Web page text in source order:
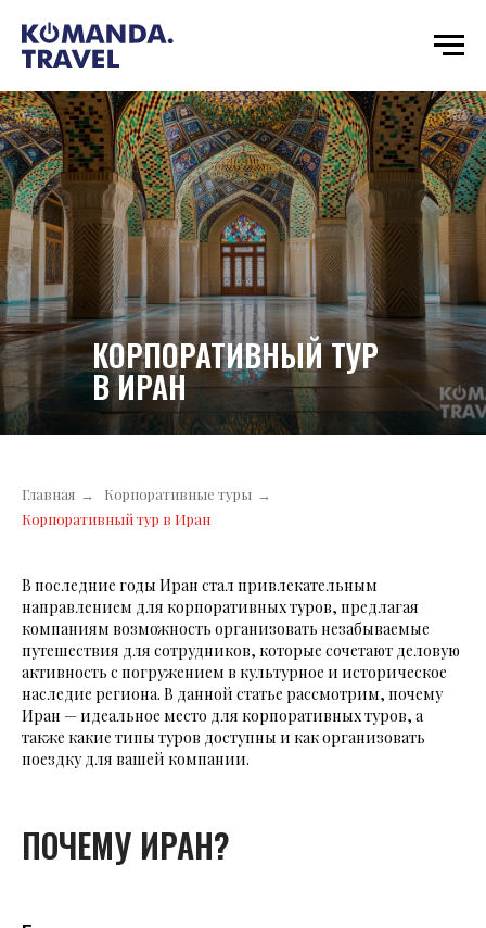
КОРПОРАТИВНЫЙ ТУР
В ИРАН
Главная → Корпоративные туры →
Корпоративный тур в Иран
В последние годы Иран стал привлекательным
направлением для корпоративных туров, предлагая
компаниям возможность организовать незабываемые
путешествия для сотрудников, которые сочетают деловую
активность с погружением в культурное и историческое
наследие региона. В данной статье рассмотрим, почему
Иран — идеальное место для корпоративных туров, а
также какие типы туров доступны и как организовать
поездку для вашей компании.
ПОЧЕМУ ИРАН?